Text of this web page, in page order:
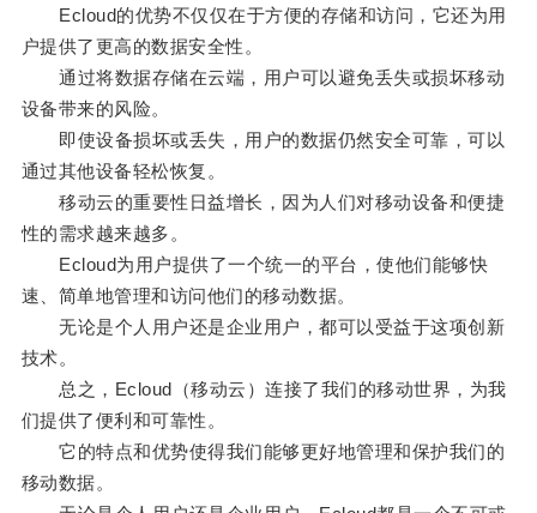
Ecloud的优势不仅仅在于方便的存储和访问，它还为用
户提供了更高的数据安全性。
通过将数据存储在云端，用户可以避免丢失或损坏移动
设备带来的风险。
即使设备损坏或丢失，用户的数据仍然安全可靠，可以
通过其他设备轻松恢复。
移动云的重要性日益增长，因为人们对移动设备和便捷
性的需求越来越多。
Ecloud为用户提供了一个统一的平台，使他们能够快
速、简单地管理和访问他们的移动数据。
无论是个人用户还是企业用户，都可以受益于这项创新
技术。
总之，Ecloud（移动云）连接了我们的移动世界，为我
们提供了便利和可靠性。
它的特点和优势使得我们能够更好地管理和保护我们的
移动数据。